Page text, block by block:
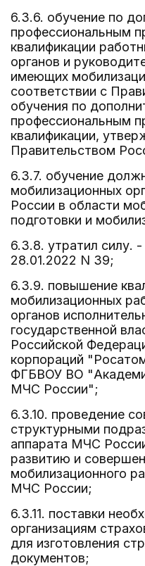
6.3.6. обучение по
профессиональным
квалификации
органов и
имеющих
соответствии с
обучения по
профессиональным
квалификации,
Правительством
6.3.7. обучение
мобилизационных
России в области
подготовки и
6.3.8. утратил силу.
28.01.2022 N 39;
6.3.9. повышение
мобилизационных
органов
государственной
Российской
корпораций
ФГБВОУ ВО
МЧС России";
6.3.10. проведение
структурными
аппарата МЧС
развитию и
мобилизационного
МЧС России;
6.3.11. поставки
организациям
для изготовления
документов;